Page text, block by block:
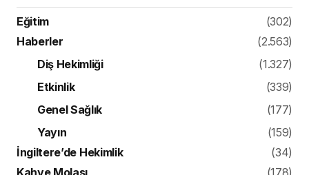
Eğitim
(302)
Haberler
(2.563)
Diş Hekimliği
(1.327)
Etkinlik
(339)
Genel Sağlık
(177)
Yayın
(159)
İngiltere’de Hekimlik
(34)